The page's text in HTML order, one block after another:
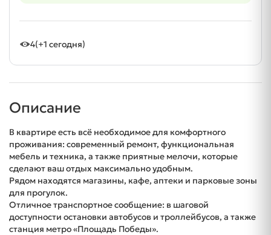
4(+1 сегодня)
Описание
В квартире есть всё необходимое для комфортного
проживания: современный ремонт, функциональная
мебель и техника, а также приятные мелочи, которые
сделают ваш отдых максимально удобным.
Рядом находятся магазины, кафе, аптеки и парковые зоны
для прогулок.
Отличное транспортное сообщение: в шаговой
доступности остановки автобусов и троллейбусов, а также
станция метро «Площадь Победы».